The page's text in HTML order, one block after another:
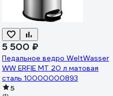
5 500 ₽
Педальное ведро WeltWasser
WW ERFIE MT 20 л матовая
сталь 10000000893
5